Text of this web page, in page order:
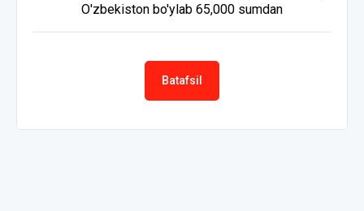
O'zbekiston bo'ylab 65,000 sumdan
Batafsil